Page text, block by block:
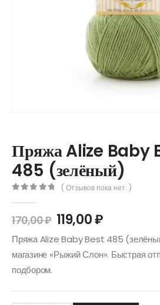
Пряжа Alize Baby
485 (зелёный)
( Отзывов пока нет. )
170,00₽ 119,00₽
Пряжа Alize Baby Best 485
магазине «Рыжий Слон». Быстрая
подбором.